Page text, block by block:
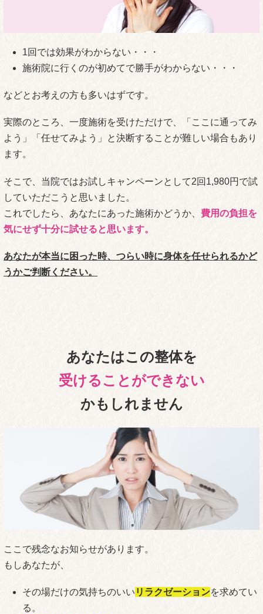
1回では効果がわからない・・・
施術院に行くのが初めてで勝手がわからない・・・
などとお考えの方も多いはずです。
実際のところ、一度施術を受けただけで、「ここに通ってみ
よう」「任せてみよう」と決断することが難しい場合もあり
ます。
そこで、当院ではお試しキャンペーンとして2回1,980円で試
していただこうと思いました。
これでしたら、あなたにあった施術かどうか、 費用の負担を
気にせず十分に試せると思います。
あなたが本当に困った時、つらい時に身体を任せられるかど
うかご判断ください。
あなたはこの整体を
受けることができない
かもしれません
ここで残念なお知らせがあります。
もしあなたが、
その場だけの気持ちのいい リラクゼーションを求めてい
る。